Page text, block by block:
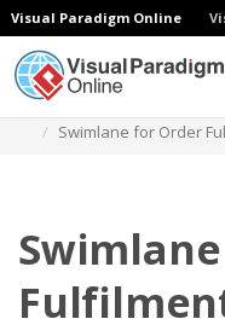
Visual Paradigm Online
Swimlane for Order